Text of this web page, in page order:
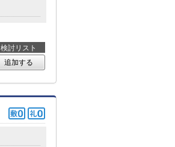
検討リスト
追加する